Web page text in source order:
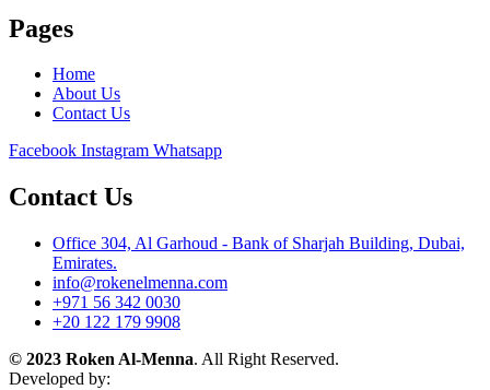
Pages
Home
About Us
Contact Us
Facebook Instagram Whatsapp
Contact Us
Office 304, Al Garhoud - Bank of Sharjah Building, Dubai,
Emirates.
info@rokenelmenna.com
+971 56 342 0030
+20 122 179 9908
© 2023 Roken Al-Menna. All Right Reserved.
Developed by: